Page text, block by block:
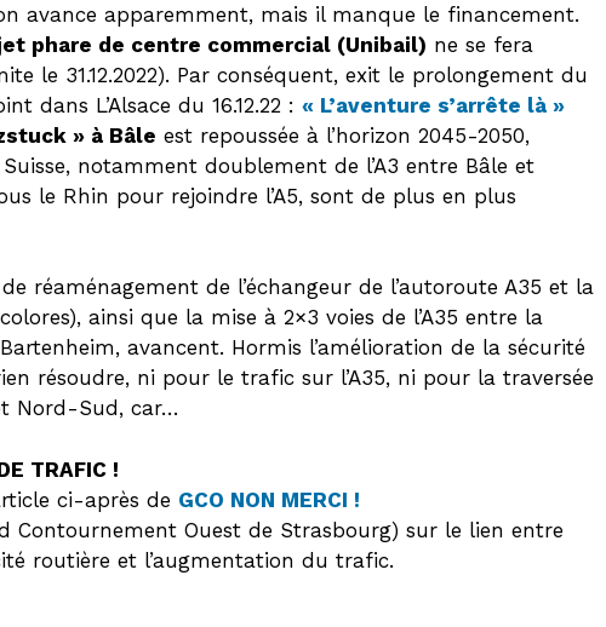
avance apparemment, mais il manque le financement.
phare de centre commercial (Unibail) ne se fera
le 31.12.2022). Par conséquent, exit le prolongement du
dans L’Alsace du 16.12.22 : « L’aventure s’arrête là »
» à Bâle est repoussée à l’horizon 2045-2050,
notamment doublement de l’A3 entre Bâle et
le Rhin pour rejoindre l’A5, sont de plus en plus
de réaménagement de l’échangeur de l’autoroute A35 et la
ainsi que la mise à 2×3 voies de l’A35 entre la
avancent. Hormis l’amélioration de la sécurité
résoudre, ni pour le trafic sur l’A35, ni pour la traversée
Nord-Sud, car…
TRAFIC !
ci-après de GCO NON MERCI !
Contournement Ouest de Strasbourg) sur le lien entre
routière et l’augmentation du trafic.